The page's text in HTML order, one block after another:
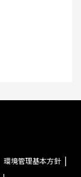
環境管理基本方針